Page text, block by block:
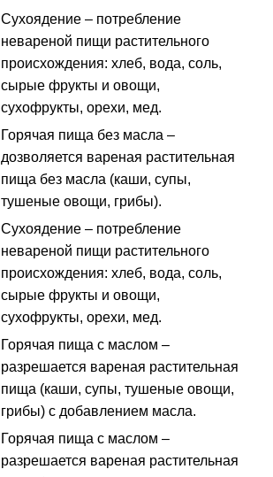
Сухоядение – потребление
невареной пищи растительного
происхождения: хлеб, вода, соль,
сырые фрукты и овощи,
сухофрукты, орехи, мед.
Горячая пища без масла –
дозволяется вареная растительная
пища без масла (каши, супы,
тушеные овощи, грибы).
Сухоядение – потребление
невареной пищи растительного
происхождения: хлеб, вода, соль,
сырые фрукты и овощи,
сухофрукты, орехи, мед.
Горячая пища с маслом –
разрешается вареная растительная
пища (каши, супы, тушеные овощи,
грибы) с добавлением масла.
Горячая пища с маслом –
разрешается вареная растительная